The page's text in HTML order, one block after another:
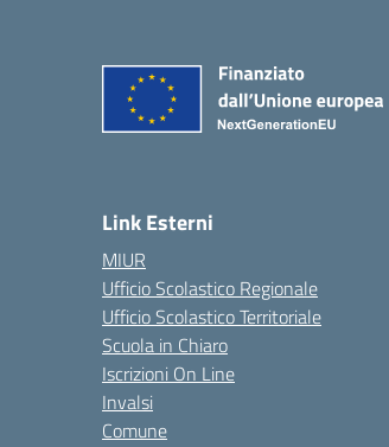
Link Esterni
MIUR
Ufficio Scolastico Regionale
Ufficio Scolastico Territoriale
Scuola in Chiaro
Iscrizioni On Line
Invalsi
Comune